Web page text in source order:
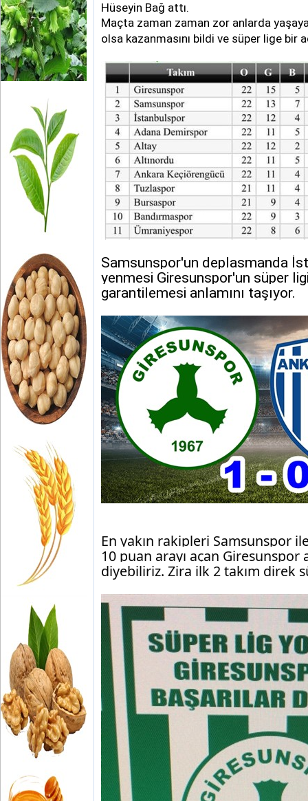
Hüseyin Bağ attı.
Maçta zaman zaman zor anlarda
olsa kazanmasını bildi ve süper lige bir
Samsunspor'un deplasmanda
yenmesi Giresunspor'un süper
garantilemesi anlamını taşıyor.
En yakın rakipleri Samsunspor
10 puan arayı açan Giresunspor
diyebiliriz. Zira ilk 2 takım direk